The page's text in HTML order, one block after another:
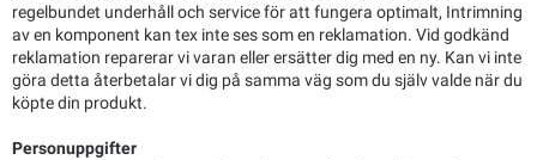
regelbundet underhåll och service för att fungera optimalt, Intrimning
av en komponent kan tex inte ses som en reklamation. Vid godkänd
reklamation reparerar vi varan eller ersätter dig med en ny. Kan vi inte
göra detta återbetalar vi dig på samma väg som du själv valde när du
köpte din produkt.
Personuppgifter